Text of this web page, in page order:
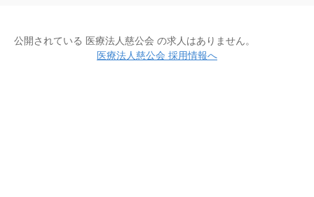
公開されている 医療法人慈公会 の求人はありません。
医療法人慈公会 採用情報へ